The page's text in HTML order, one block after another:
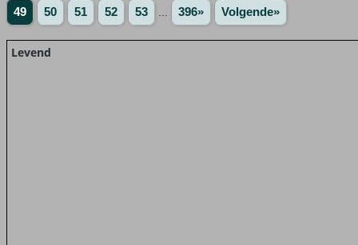
49 50 51 52 53 396» Volgende»
Levend